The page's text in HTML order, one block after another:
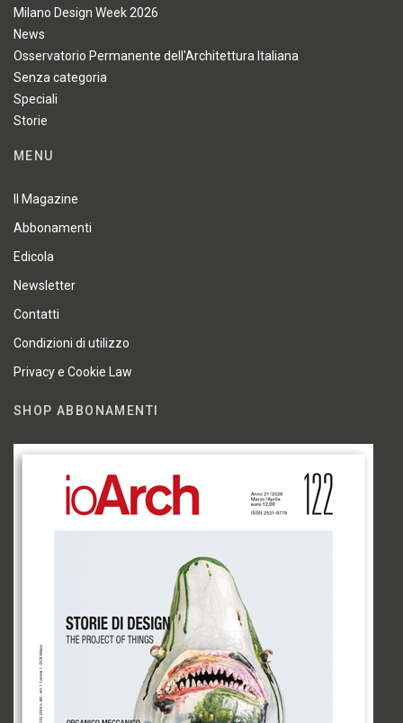
Milano Design Week 2026
News
Osservatorio Permanente dell'Architettura Italiana
Senza categoria
Speciali
Storie
MENU
Il Magazine
Abbonamenti
Edicola
Newsletter
Contatti
Condizioni di utilizzo
Privacy e Cookie Law
SHOP ABBONAMENTI